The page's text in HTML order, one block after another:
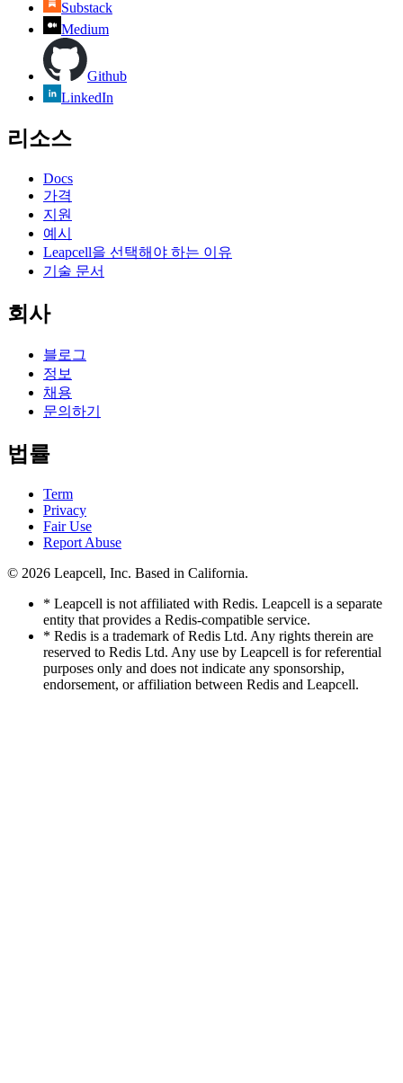
Substack
Medium
Github
LinkedIn
리소스
Docs
가격
지원
예시
Leapcell을 선택해야 하는 이유
기술 문서
회사
블로그
정보
채용
문의하기
법률
Term
Privacy
Fair Use
Report Abuse
© 2026 Leapcell, Inc. Based in California.
* Leapcell is not affiliated with Redis. Leapcell is a separate
entity that provides a Redis-compatible service.
* Redis is a trademark of Redis Ltd. Any rights therein are
reserved to Redis Ltd. Any use by Leapcell is for referential
purposes only and does not indicate any sponsorship,
endorsement, or affiliation between Redis and Leapcell.